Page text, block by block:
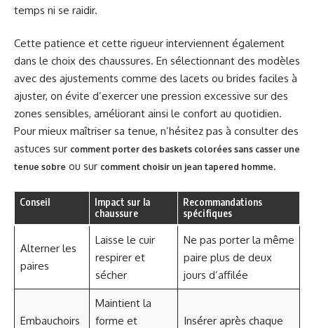
temps ni se raidir.
Cette patience et cette rigueur interviennent également
dans le choix des chaussures. En sélectionnant des modèles
avec des ajustements comme des lacets ou brides faciles à
ajuster, on évite d’exercer une pression excessive sur des
zones sensibles, améliorant ainsi le confort au quotidien.
Pour mieux maîtriser sa tenue, n’hésitez pas à consulter des
astuces sur comment porter des baskets colorées sans casser une
tenue sobre ou sur comment choisir un jean tapered homme.
Conseil
Impact sur la
chaussure
Recommandations
spécifiques
Alterner les
paires
Laisse le cuir
respirer et
sécher
Ne pas porter la même
paire plus de deux
jours d’affilée
Embauchoirs
Maintient la
forme et
Insérer après chaque